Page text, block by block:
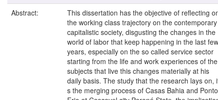
Abstract:
This dissertation has the objective of reflecting
the working class trajectory on the contemporary
capitalistic society, disgusting the changes in the
world of labor that keep happening in the last few
years, especially on the so called service sector
starting from the life and work experiences of the
subjects that live this changes materially at his
daily basis. The study that the research lays on,
s the merging process of Casas Bahia and Ponto